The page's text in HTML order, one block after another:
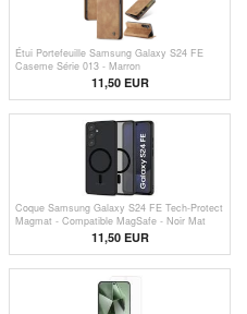
Étui Portefeuille Samsung Galaxy S24 FE
Caseme Série 013 - Marron
11,50 EUR
Coque Samsung Galaxy S24 FE Tech-Protect
Magmat - Compatible MagSafe - Noir Mat
11,50 EUR